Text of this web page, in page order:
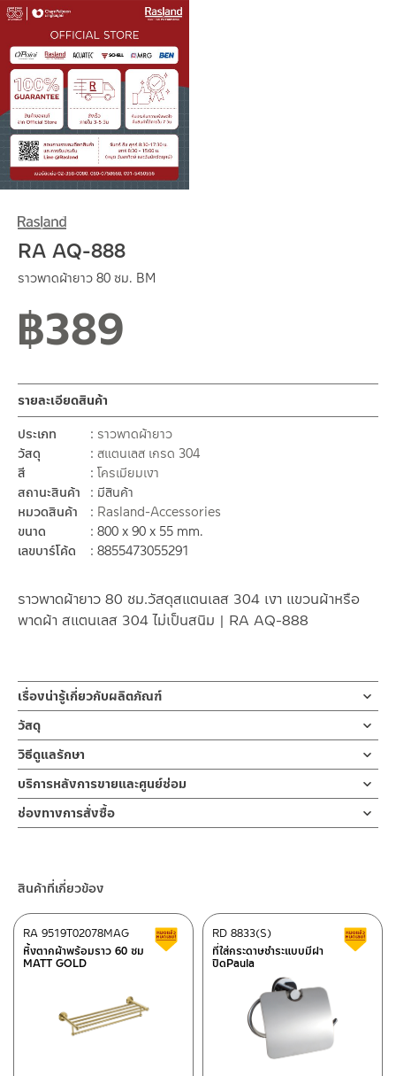
RA AQ-888
ราวพาดผ้ายาว 80 ซม. BM
฿389
ราวพาดผ้ายาว 80 ซม.วัสดุสแตนเลส 304 เงา แขวนผ้าหรือ
พาดผ้า สแตนเลส 304 ไม่เป็นสนิม | RA AQ-888
รายละเอียดสินค้า
ประเภท
ราวพาดผ้ายาว
วัสดุ
สแตนเลส เกรด 304
สี
โครเมียมเงา
สถานะสินค้า
มีสินค้า
หมวดสินค้า
Rasland-Accessories
ขนาด
800 x 90 x 55 mm.
เลขบาร์โค้ด
8855473055291
เรื่องน่ารู้เกี่ยวกับผลิตภัณฑ์
ราวพาดผ้าเช็ดตัว แบบราวเดียว ขนาดความยาว 80 ซม. ผลิตจากส
แตนเลสเกรด 304 ชุบสีโครเมี่ยม ขายึดออกแบบสไตล์ร่วมสมัย
ราวพาดผ้าเดี่ยว ยาว 80 ซม. สามารถพาดผ้าเช็ดตัว หรือ ผ้าเช็ดมือ
ผลิตจาก สแตนเลส เกรด 304 ชุบสีโครเมี่ยม ทนทานแข็งแรง ต้านการ
กัดกร่อนสูง และไม่ขึ้นสนิม ส่วนยึดแขวนมีความแข็งแรง การออกแบบ
ให้ความรู้สึก ร่วมสมัย
วัสดุ
ราวพาดผ้า
ผลิตจากสแตนเลสเกรด 304
วิธีดูแลรักษา
คำแนะนำในการดูแลรักษาผลิตภัณฑ์
1. ไม่ทำสินค้าให้เกิดความเสียหายอื่น ๆ นอกจากการใช้งานปกติ เช่นไม่
ทำตก ไม่งัดหรือโยกสินค้าแรงๆ
2. ทำความสะอาดสินค้าโดยการใช้ผ้านุ่มๆชุบน้ำหมาดๆแล้วเช็ดให้แห้ง
4. ห้ามใช้แปรง วัสดุแข็ง หยาบ ห้ามใช้ฝอยขัดทำความสะอาด ขัดหรือถู
บริการหลังการขายและศูนย์ซ่อม
ช่องทางออนไลน์
– Email: contact@charnpaiboon.com
ศูนย์บริการและอะไหล่ กรุงเทพฯ
662/61-62 ถนน พระราม3 แขวงบางโพงพาง เขตยานนาวา กรุงเทพฯ
ช่องทางการสั่งซื้อ
– Shopee
–Lazada
–ซื้อสินค้าชิ้นนี้บน Shopee>> คลิกที่นี่<<
–ซื้อสินค้าชิ้นนี้บน Lazada คลิกที่นี่<<
ติดต่อพนักงานขาย / Contact Sales Staff
โทร: 02-285-5795
@charnpaiboon.sales
สินค้าที่เกี่ยวข้อง
หิ้งตากผ้าพร้อมราว 60 ซม
MATT GOLD
RA 9519T02078MAG สินค้าลดราคา เคลียร์สต็อก
ที่ใส่กระดาษชำระแบบมีฝา
ปิดPaula
RD 8833(S)